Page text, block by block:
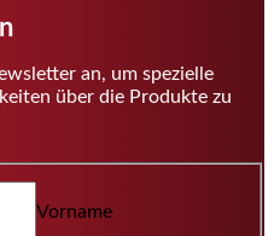
an, um spezielle
über die Produkte zu
Vorname